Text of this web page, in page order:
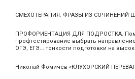
СМЕХОТЕРАПИЯ: ФРАЗЫ ИЗ СОЧИНЕНИЙ
ПРОФОРИЕНТАЦИЯ ДЛЯ ПОДРОСТКА.
профтестирование выбрать
ОГЭ, ЕГЭ... тонкости подготовки на
Николай Фомичёв «КЛУХОРСКИЙ